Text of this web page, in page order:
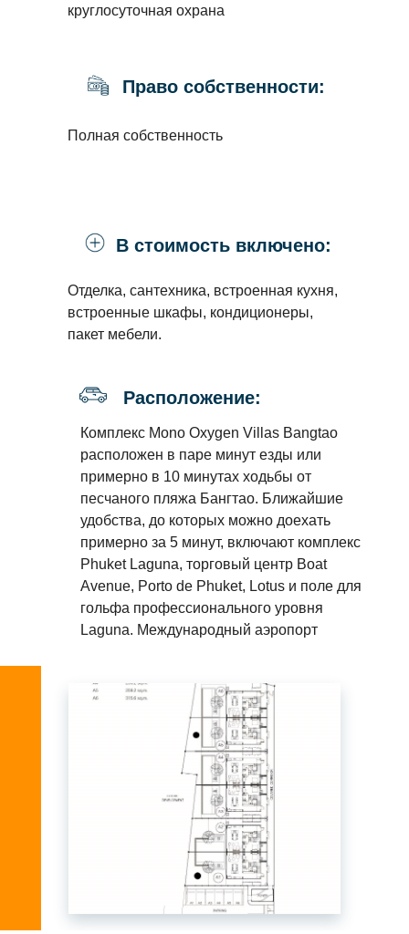
круглосуточная охрана
Право собственности:
Полная собственность
В стоимость включено:
Отделка, сантехника, встроенная кухня,
встроенные шкафы, кондиционеры,
пакет мебели.
Расположение:
Комплекс Mono Oxygen Villas Bangtao
расположен в паре минут езды или
примерно в 10 минутах ходьбы от
песчаного пляжа Бангтао. Ближайшие
удобства, до которых можно доехать
примерно за 5 минут, включают комплекс
Phuket Laguna, торговый центр Boat
Avenue, Porto de Phuket, Lotus и поле для
гольфа профессионального уровня
Laguna. Международный аэропорт